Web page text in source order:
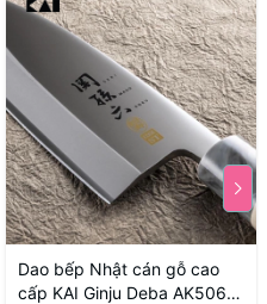
Dao bếp Nhật cán gỗ cao
cấp KAI Ginju Deba AK5061